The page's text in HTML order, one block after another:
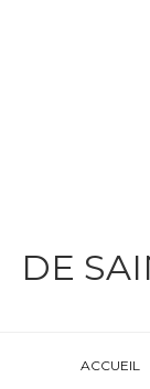
DE
ACCUEIL